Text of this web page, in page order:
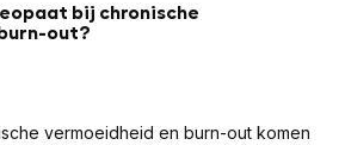
bij chronische
out?
vermoeidheid en burn-out komen